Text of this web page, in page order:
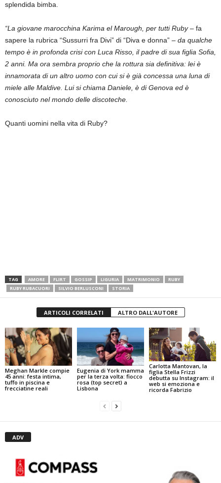
splendida bimba.
“La giovane marocchina Karima el Marough, per tutti Ruby– fa
sapere la rubrica “Sussurri fra Divi” di “Diva e donna” – da qualche
tempo è in profonda crisi con Luca Risso, il padre di sua figlia Sofia,
2 anni. Ma ora sembra proprio che la rottura sia definitiva: lei è
innamorata di un altro uomo con cui si è già concessa una luna di
miele alle Maldive. Lui si chiama Daniele, è di Genova ed è
conosciuto nel mondo delle discoteche.
Quanti uomini nella vita di Ruby?
TAG AMORE FLIRT GOSSIP LIGURIA MATRIMONIO
RUBY
RUBY RUBACUORI
SILVIO BERLUSCONI STORIA
ARTICOLI CORRELATI ALTRO DALL'AUTORE
Meghan Markle compie
45 anni: festa intima,
tuffo in piscina e
frecciatine reali
Eugenia di York mamma
per la terza volta: fiocco
rosa (top secret) a
Lisbona
Carlotta Mantovan, la
figlia Stella Frizzi
debutta su Instagram: il
web si emoziona e
ricorda Fabrizio
ADV